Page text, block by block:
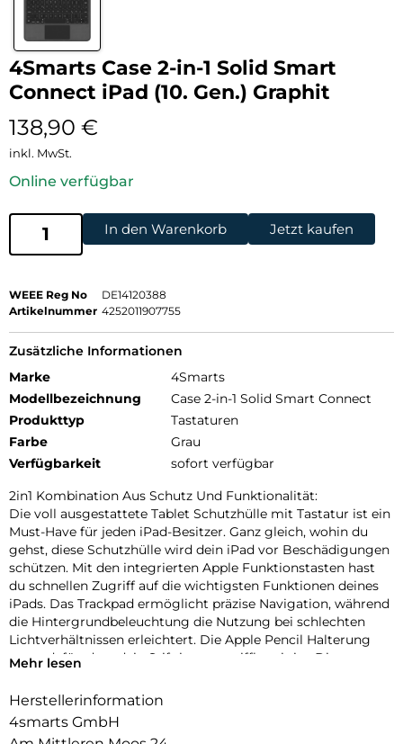
4Smarts Case 2-in-1 Solid Smart
Connect iPad (10. Gen.) Graphit
138,90 €
inkl. MwSt.
Online verfügbar
In den Warenkorb Jetzt kaufen
WEEE Reg No
DE14120388
Artikelnummer 4252011907755
Zusätzliche Informationen
Marke
4Smarts
Modellbezeichnung
Case 2-in-1 Solid Smart Connect
Produkttyp
Tastaturen
Farbe
Grau
Verfügbarkeit
sofort verfügbar
2in1 Kombination Aus Schutz Und Funktionalität:
Die voll ausgestattete Tablet Schutzhülle mit Tastatur ist ein
Must-Have für jeden iPad-Besitzer. Ganz gleich, wohin du
gehst, diese Schutzhülle wird dein iPad vor Beschädigungen
schützen. Mit den integrierten Apple Funktionstasten hast
du schnellen Zugriff auf die wichtigsten Funktionen deines
iPads. Das Trackpad ermöglicht präzise Navigation, während
die Hintergrundbeleuchtung die Nutzung bei schlechten
Lichtverhältnissen erleichtert. Die Apple Pencil Halterung
sorgt dafür, dass dein Stift immer griffbereit ist. Diese
Arbeitsgerät und ist ein echter Game-Changer für zu Hause
Mehr lesen
Herstellerinformation
4smarts GmbH